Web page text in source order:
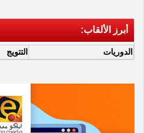
أبرز الألقاب:
الدوريات التتويج